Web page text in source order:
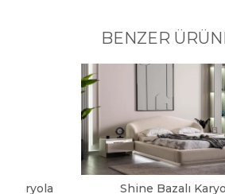
BENZER
Karyola Shine Bazalı